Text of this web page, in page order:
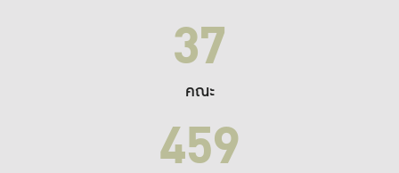
37
คณะ
459